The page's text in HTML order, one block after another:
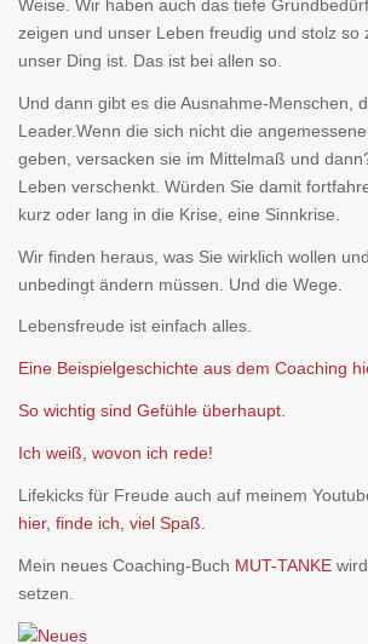
Weise. Wir haben auch das tiefe
zeigen und unser Leben freudig und stolz so
unser Ding ist. Das ist bei allen so.
Und dann gibt es die Ausnahme-Menschen,
Leader.Wenn die sich nicht die
geben, versacken sie im Mittelmaß und
Leben verschenkt. Würden Sie damit
kurz oder lang in die Krise, eine Sinnkrise.
Wir finden heraus, was Sie wirklich wollen
unbedingt ändern müssen. Und die Wege.
Lebensfreude ist einfach alles.
Eine Beispielgeschichte aus dem Coaching
So wichtig sind Gefühle überhaupt.
Ich weiß, wovon ich rede!
Lifekicks für Freude auch auf meinem
hier, finde ich, viel Spaß.
Mein neues Coaching-Buch MUT-TANKE
setzen.